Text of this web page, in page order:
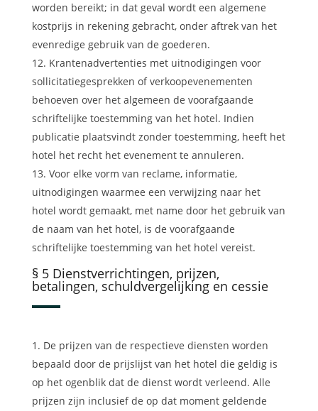
worden bereikt; in dat geval wordt een algemene
kostprijs in rekening gebracht, onder aftrek van het
evenredige gebruik van de goederen.
Krantenadvertenties met uitnodigingen voor
sollicitatiegesprekken of verkoopevenementen
behoeven over het algemeen de voorafgaande
schriftelijke toestemming van het hotel. Indien
publicatie plaatsvindt zonder toestemming, heeft het
hotel het recht het evenement te annuleren.
Voor elke vorm van reclame, informatie,
uitnodigingen waarmee een verwijzing naar het
hotel wordt gemaakt, met name door het gebruik van
de naam van het hotel, is de voorafgaande
schriftelijke toestemming van het hotel vereist.
§ 5 Dienstverrichtingen, prijzen,
betalingen, schuldvergelijking en cessie
De prijzen van de respectieve diensten worden
bepaald door de prijslijst van het hotel die geldig is
op het ogenblik dat de dienst wordt verleend. Alle
prijzen zijn inclusief de op dat moment geldende